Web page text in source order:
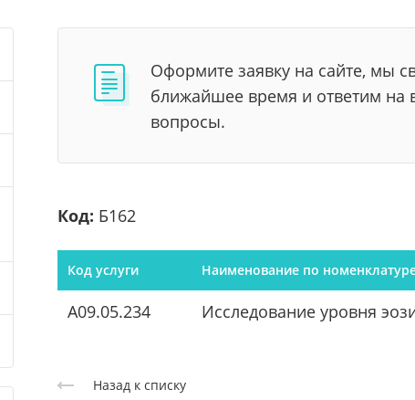
Оформите заявку на сайте, мы
ближайшее время и ответим на
вопросы.
Код: Б162
Код услуги Наименование по
A09.05.234 Исследование уровня
Назад к списку